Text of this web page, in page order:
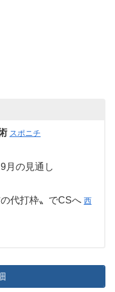
スポニチ
月の見通し
代打枠〟でCSへ 西